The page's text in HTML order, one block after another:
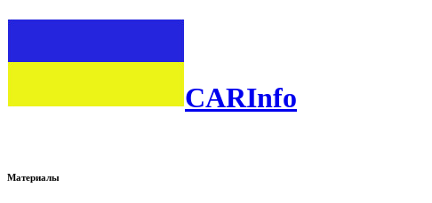
CARInfo
Материалы